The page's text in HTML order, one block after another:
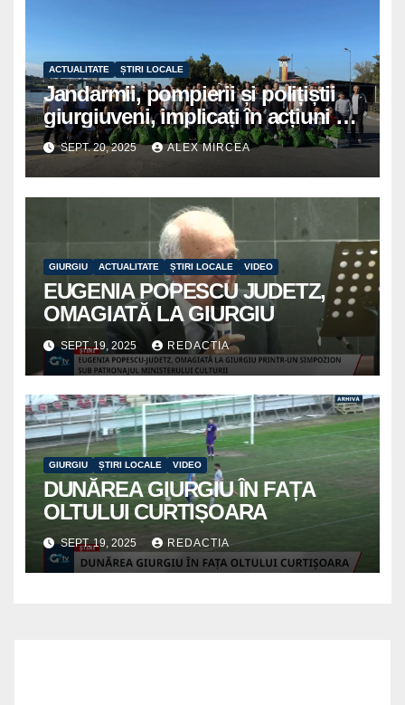
ACTUALITATE ȘTIRI LOCALE
Jandarmii, pompierii și polițiștii
giurgiuveni, implicați în acțiuni de
voluntariat pentru un oraș mai
curat
SEPT. 20, 2025 ALEX MIRCEA
GIURGIU ACTUALITATE ȘTIRI LOCALE VIDEO
EUGENIA POPESCU JUDETZ,
OMAGIATĂ LA GIURGIU
SEPT. 19, 2025 REDACTIA
GIURGIU ȘTIRI LOCALE VIDEO
DUNĂREA GIURGIU ÎN FAȚA
OLTULUI CURTIȘOARA
SEPT. 19, 2025 REDACTIA